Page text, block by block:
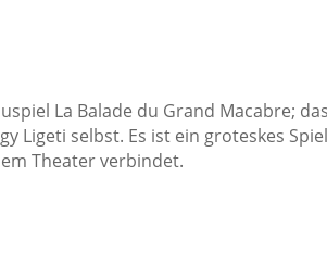
La Balade du Grand Macabre;
Ligeti selbst. Es ist ein groteskes
Theater verbindet.